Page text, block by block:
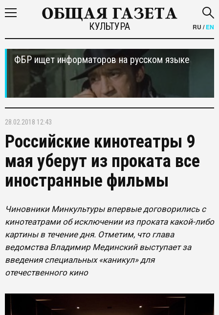
КУЛЬТУРА RU /EN
ФБР ищет информаторов на русском языке
28.02.2018 12:43
Российские кинотеатры 9
мая уберут из проката все
иностранные фильмы
Чиновники Минкультуры впервые договорились с
кинотеатрами об исключении из проката какой-либо
картины в течение дня. Отметим, что глава
ведомства Владимир Мединский выступает за
введения специальных «каникул» для
отечественного кино